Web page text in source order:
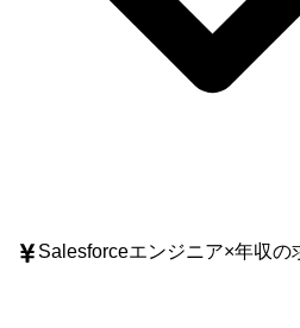
Salesforceエンジニア×年収の